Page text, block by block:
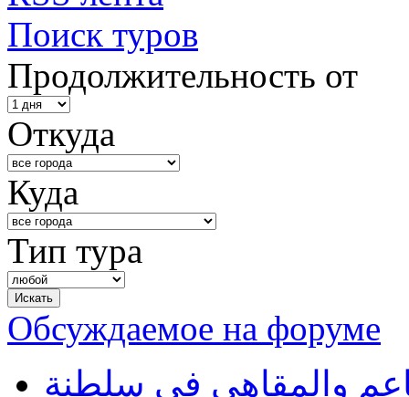
Поиск туров
Продолжительность от
Откуда
Куда
Тип тура
Обсуждаемое на форуме
والمقاهي في سلطنة